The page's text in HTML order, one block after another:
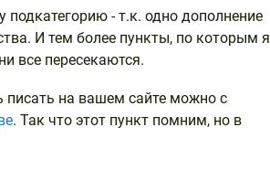
- т.к. одно дополнение
И тем более пункты, по которым я
все пересекаются.
писать на вашем сайте можно с
. Так что этот пункт помним, но в